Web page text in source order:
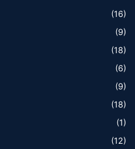
(16)
(9)
(18)
(6)
(9)
(18)
(1)
(12)